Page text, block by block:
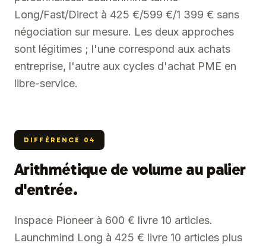
Long/Fast/Direct à 425 €/599 €/1 399 € sans
négociation sur mesure. Les deux approches
sont légitimes ; l'une correspond aux achats
entreprise, l'autre aux cycles d'achat PME en
libre-service.
DIFFÉRENCE 04
Arithmétique de volume au palier
d'entrée.
Inspace Pioneer à 600 € livre 10 articles.
Launchmind Long à 425 € livre 10 articles plus